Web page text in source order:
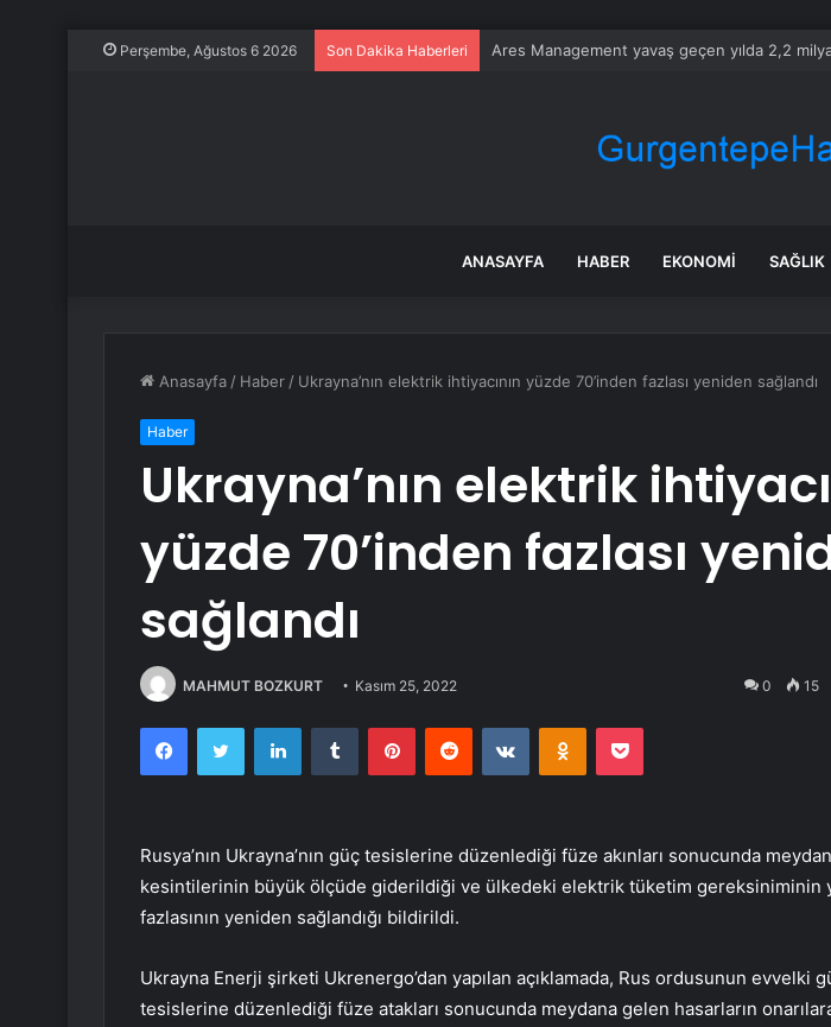
Perşembe, Ağustos 6 2026 Son Dakika Haberleri Ares Management yavaş geçen yılda 2,2
ANASAYFA HABER EKONOMI SAĞLIK
Anasayfa / Haber / Ukrayna’nın elektrik ihtiyacının yüzde 70’inden fazlası yeniden sağlandı
Haber
Ukrayna’nın elektrik
yüzde 70’inden fazlası
sağlandı
MAHMUT BOZKURT Kasım 25, 2022 0 15
FacebookTwitter LinkedInTumblr PinterestReddit VKontakteOdnoklassniki
Pocket
Rusya’nın Ukrayna’nın güç tesislerine düzenlediği füze akınları sonucunda
kesintilerinin büyük ölçüde giderildiği ve ülkedeki elektrik tüketim gereksiniminin
fazlasının yeniden sağlandığı bildirildi.
Ukrayna Enerji şirketi Ukrenergo’dan yapılan açıklamada, Rus ordusunun evvelki
tesislerine düzenlediği füze atakları sonucunda meydana gelen hasarların